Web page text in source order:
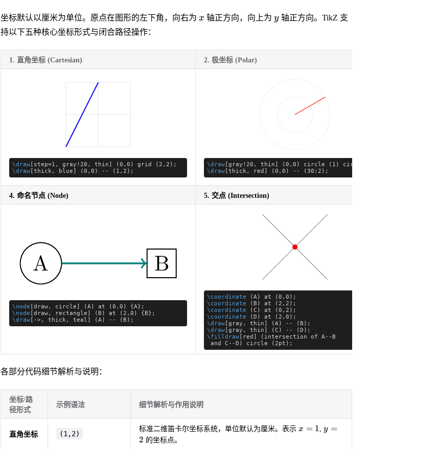
坐标默认以厘米为单位。原点在图形的左下角，向右为 x
x 轴正方向，向上为 y
y轴正方向。TikZ 支
持以下五种核心坐标形式与闭合路径操作：
1. 直角坐标 (Cartesian) 2. 极坐标 (Polar)
\draw [step=1, gray!20, thin] (0,0) grid (2,2);
\draw [thick, blue] (0,0) -- (1,2);
\draw [gray!20, thin] (0,0) circle (1) circle (2);
\draw [thick, red] (0,0) -- (30:2);
4. 命名节点 (Node) 5. 交点 (Intersection)
\node [draw, circle] (A) at (0,0) {A};
\node [draw, rectangle] (B) at (2,0) {B};
\draw [->, thick, teal] (A) -- (B);
\coordinate (A) at (0,0);
\coordinate (B) at (2,2);
\coordinate (C) at (0,2);
\coordinate (D) at (2,0);
\draw [gray, thin] (A) -- (B);
\draw [gray, thin] (C) -- (D);
\filldraw [red] (intersection of A--B
and C--D) circle (2pt);
各部分代码细节解析与说明：
坐标/路
径形式
示例语法 细节解析与作用说明
直角坐标 (1,2)
标准二维笛卡尔坐标系统，单位默认为厘米。表示 x=1
x = 1 ,y=2
y =
2 的坐标点。